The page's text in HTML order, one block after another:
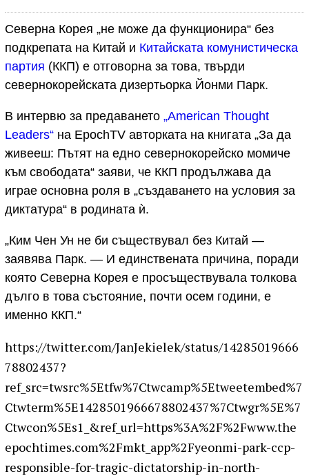
Северна Корея „не може да функционира“ без
подкрепата на Китай и Китайската комунистическа
партия (ККП) е отговорна за това, твърди
севернокорейската дизертьорка Йонми Парк.
В интервю за предаването „American Thought
Leaders“ на EpochTV авторката на книгата „За да
живееш: Пътят на едно севернокорейско момиче
към свободата“ заяви, че ККП продължава да
играе основна роля в „създаването на условия за
диктатура“ в родината ѝ.
„Ким Чен Ун не би съществувал без Китай —
заявява Парк. — И единствената причина, поради
която Северна Корея е просъществувала толкова
дълго в това състояние, почти осем години, е
именно ККП.“
https://twitter.com/JanJekielek/status/14285019666
78802437?
ref_src=twsrc%5Etfw%7Ctwcamp%5Etweetembed%7
Ctwterm%5E1428501966678802437%7Ctwgr%5E%7
Ctwcon%5Es1_&ref_url=https%3A%2F%2Fwww.the
epochtimes.com%2Fmkt_app%2Fyeonmi-park-ccp-
responsible-for-tragic-dictatorship-in-north-